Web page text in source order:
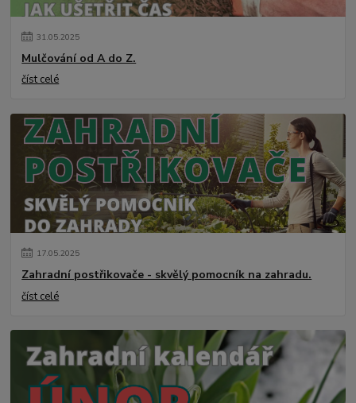
31.05.2025
Mulčování od A do Z.
číst celé
17.05.2025
Zahradní postřikovače - skvělý pomocník na zahradu.
číst celé